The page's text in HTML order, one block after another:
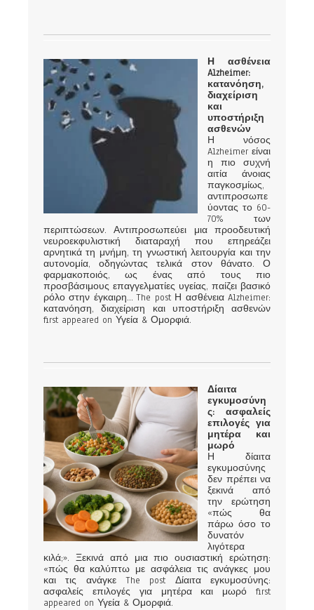
Η ασθένεια
Alzheimer:
κατανόηση,
διαχείριση
και
υποστήριξη
ασθενών
Η νόσος
Alzheimer είναι
η πιο συχνή
αιτία άνοιας
παγκοσμίως,
αντιπροσωπε
ύοντας το 60-
70% των
περιπτώσεων. Αντιπροσωπεύει μια προοδευτική
νευροεκφυλιστική διαταραχή που επηρεάζει
αρνητικά τη μνήμη, τη γνωστική λειτουργία και την
αυτονομία, οδηγώντας τελικά στον θάνατο. Ο
φαρμακοποιός, ως ένας από τους πιο
προσβάσιμους επαγγελματίες υγείας, παίζει βασικό
ρόλο στην έγκαιρη... The post Η ασθένεια Alzheimer:
κατανόηση, διαχείριση και υποστήριξη ασθενών
first appeared on Υγεία & Ομορφιά.
Δίαιτα
εγκυμοσύνη
ς: ασφαλείς
επιλογές για
μητέρα και
μωρό
Η δίαιτα
εγκυμοσύνης
δεν πρέπει να
ξεκινά από
την ερώτηση
«πώς θα
πάρω όσο το
δυνατόν
λιγότερα
κιλά;». Ξεκινά από μια πιο ουσιαστική ερώτηση:
«πώς θα καλύπτω με ασφάλεια τις ανάγκες μου
και τις ανάγκε The post Δίαιτα εγκυμοσύνης:
ασφαλείς επιλογές για μητέρα και μωρό first
appeared on Υγεία & Ομορφιά.